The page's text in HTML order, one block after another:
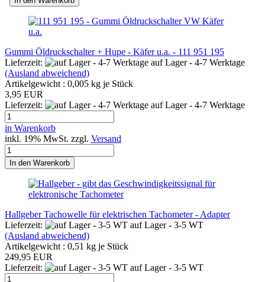
Gummi Öldruckschalter + Hupe - Käfer u.a. - 111 951 195
Lieferzeit:
auf Lager - 4-7 Werktage
(Ausland abweichend)
Artikelgewicht : 0,005 kg je Stück
3,95 EUR
Lieferzeit:
auf Lager - 4-7 Werktage
in Warenkorb
inkl. 19% MwSt. zzgl. Versand
In den Warenkorb
Hallgeber Tachowelle für elektrischen Tachometer - Adapter
Lieferzeit:
auf Lager - 3-5 WT
(Ausland abweichend)
Artikelgewicht : 0,51 kg je Stück
249,95 EUR
Lieferzeit:
auf Lager - 3-5 WT